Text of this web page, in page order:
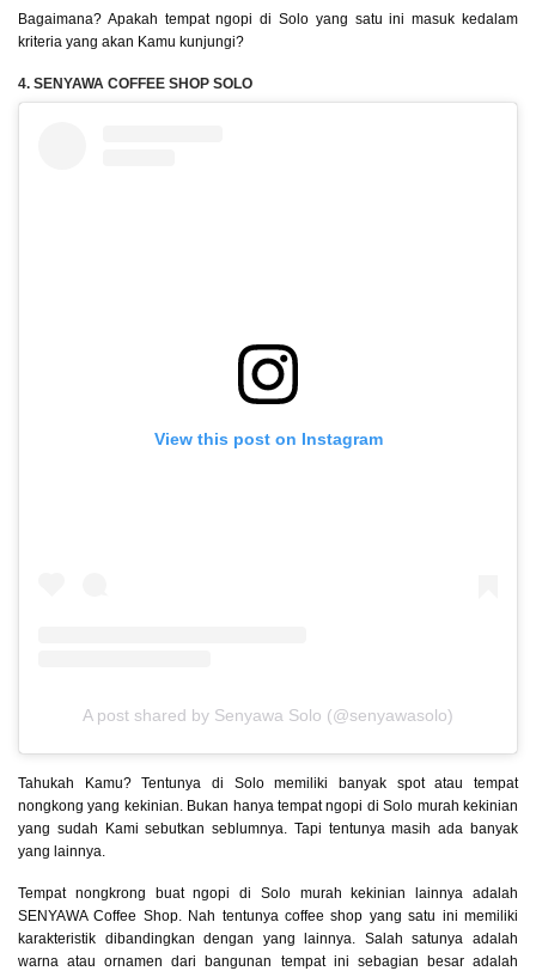
Bagaimana? Apakah tempat ngopi di Solo yang satu ini masuk kedalam
kriteria yang akan Kamu kunjungi?
4. SENYAWA COFFEE SHOP SOLO
View this post on Instagram
A post shared by Senyawa Solo (@senyawasolo)
Tahukah Kamu? Tentunya di Solo memiliki banyak spot atau tempat
nongkong yang kekinian. Bukan hanya tempat ngopi di Solo murah kekinian
yang sudah Kami sebutkan seblumnya. Tapi tentunya masih ada banyak
yang lainnya.
Tempat nongkrong buat ngopi di Solo murah kekinian lainnya adalah
SENYAWA Coffee Shop. Nah tentunya coffee shop yang satu ini memiliki
karakteristik dibandingkan dengan yang lainnya. Salah satunya adalah
warna atau ornamen dari bangunan tempat ini sebagian besar adalah